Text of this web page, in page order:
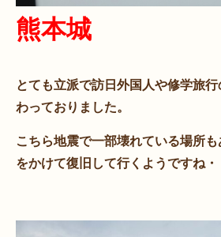
熊本城
とても立派で訪日外国人や修学旅
わっておりました。
こちら地震で一部壊れている場所
をかけて復旧して行くようですね・